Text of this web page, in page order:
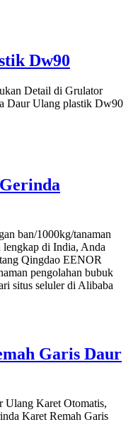
Dw90
Detail di Grulator
Daur Ulang plastik Dw90
ban/1000kg/tanaman
lengkap di India, Anda
Qingdao EENOR
pengolahan bubuk
situs seluler di Alibaba
Garis Daur
Ulang Karet Otomatis,
Karet Remah Garis